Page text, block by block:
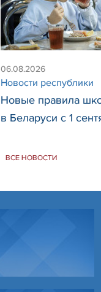
06.08.2026
Новости республики
Новые правила
в Беларуси с 1
ВСЕ НОВОСТИ